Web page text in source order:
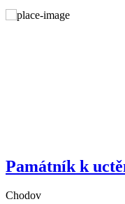
Památník k
Chodov